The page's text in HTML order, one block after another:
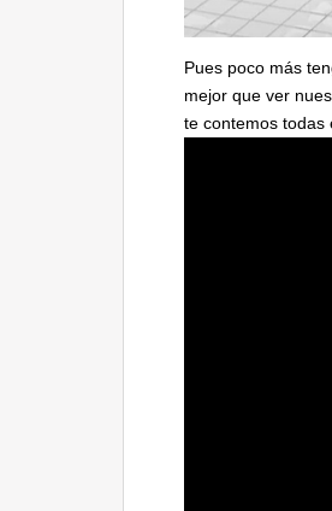
Pues poco más
mejor que ver
te contemos todas